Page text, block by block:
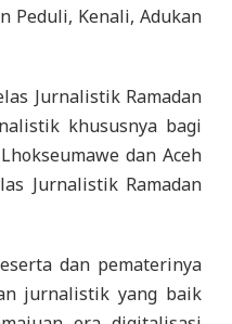
Peduli, Kenali, Adukan
Jurnalistik Ramadan
khususnya bagi
dan Aceh
Jurnalistik Ramadan
dan pematerinya
jurnalistik yang baik